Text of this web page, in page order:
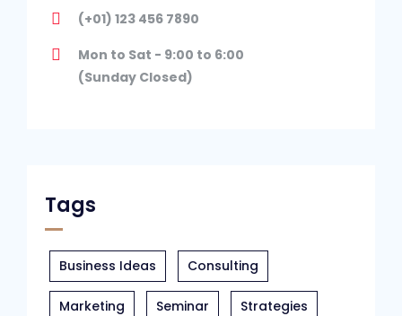
(+01) 123 456 7890
Mon to Sat - 9:00 to 6:00
(Sunday Closed)
Tags
Business Ideas Consulting
Marketing Seminar Strategies